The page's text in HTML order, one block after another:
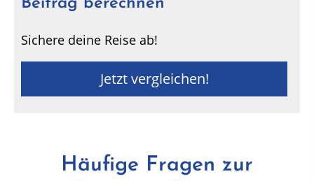
Beitrag berechnen
Sichere deine Reise ab!
Jetzt vergleichen!
Häufige Fragen zur